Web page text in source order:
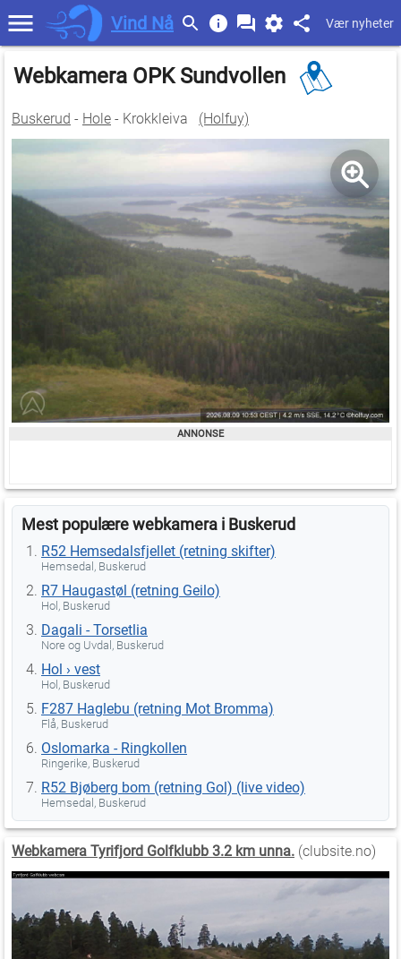
Vind Nå Vær nyheter
Webkamera OPK Sundvollen
Buskerud - Hole - Krokkleiva (Holfuy)
Mest populære webkamera i Buskerud
R52 Hemsedalsfjellet (retning skifter)
Hemsedal, Buskerud
R7 Haugastøl (retning Geilo)
Hol, Buskerud
Dagali - Torsetlia
Nore og Uvdal, Buskerud
Hol › vest
Hol, Buskerud
F287 Haglebu (retning Mot Bromma)
Flå, Buskerud
Oslomarka - Ringkollen
Ringerike, Buskerud
R52 Bjøberg bom (retning Gol) (live video)
Hemsedal, Buskerud
Webkamera Tyrifjord Golfklubb 3.2 km unna. (clubsite.no)